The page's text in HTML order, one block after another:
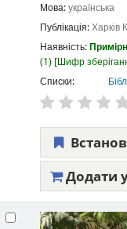
Мова:українська
Публікація:Харків
Наявність:
(1) Шифр
Списки:
Додати